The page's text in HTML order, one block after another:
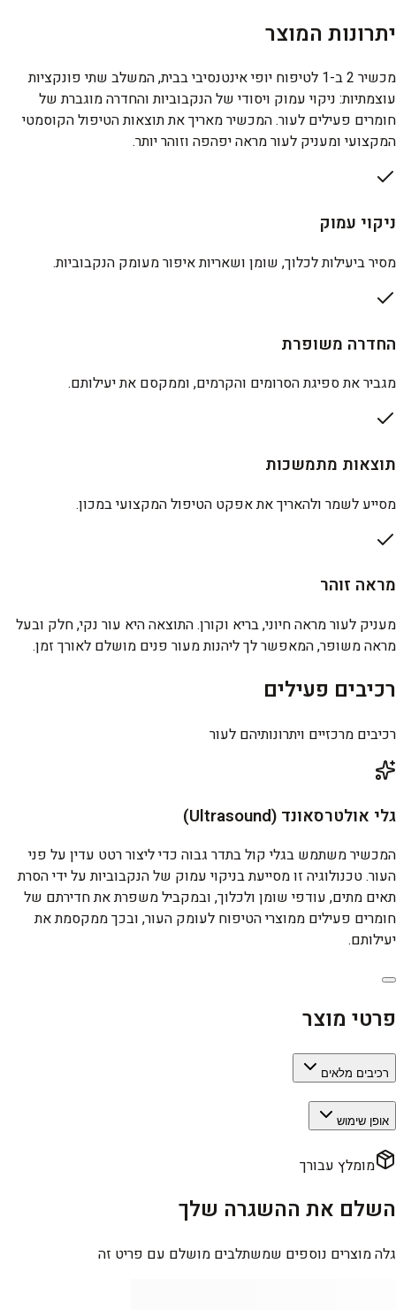
יתרונות המוצר
מכשיר 2 ב-1 לטיפוח יופי אינטנסיבי בבית, המשלב שתי פונקציות
עוצמתיות: ניקוי עמוק ויסודי של הנקבוביות והחדרה מוגברת של
חומרים פעילים לעור. המכשיר מאריך את תוצאות הטיפול הקוסמטי
המקצועי ומעניק לעור מראה יפהפה וזוהר יותר.
ניקוי עמוק
מסיר ביעילות לכלוך, שומן ושאריות איפור מעומק הנקבוביות.
החדרה משופרת
מגביר את ספיגת הסרומים והקרמים, וממקסם את יעילותם.
תוצאות מתמשכות
מסייע לשמר ולהאריך את אפקט הטיפול המקצועי במכון.
מראה זוהר
מעניק לעור מראה חיוני, בריא וקורן. התוצאה היא עור נקי, חלק ובעל
מראה משופר, המאפשר לך ליהנות מעור פנים מושלם לאורך זמן.
רכיבים פעילים
רכיבים מרכזיים ויתרונותיהם לעור
גלי אולטרסאונד (Ultrasound)
המכשיר משתמש בגלי קול בתדר גבוה כדי ליצור רטט עדין על פני
העור. טכנולוגיה זו מסייעת בניקוי עמוק של הנקבוביות על ידי הסרת
תאים מתים, עודפי שומן ולכלוך, ובמקביל משפרת את חדירתם של
חומרים פעילים ממוצרי הטיפוח לעומק העור, ובכך ממקסמת את
יעילותם.
פרטי מוצר
רכיבים מלאים
אופן שימוש
מומלץ עבורך
השלם את ההשגרה שלך
גלה מוצרים נוספים שמשתלבים מושלם עם פריט זה